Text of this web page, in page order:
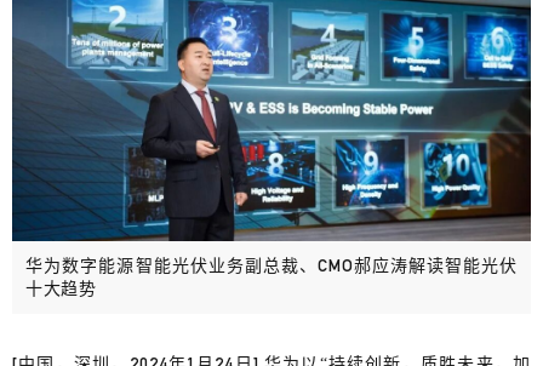
华为数字能源智能光伏业务副总裁、CMO郝应涛解读智能光伏
十大趋势